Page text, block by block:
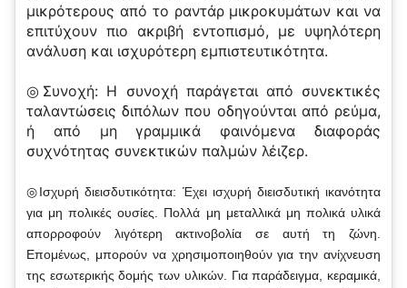
μικρότερους από το ραντάρ μικροκυμάτων και να
επιτύχουν πιο ακριβή εντοπισμό, με υψηλότερη
ανάλυση και ισχυρότερη εμπιστευτικότητα.
◎Συνοχή: Η συνοχή παράγεται από συνεκτικές
ταλαντώσεις διπόλων που οδηγούνται από ρεύμα,
ή από μη γραμμικά φαινόμενα διαφοράς
συχνότητας συνεκτικών παλμών λέιζερ.
◎Ισχυρή διεισδυτικότητα: Έχει ισχυρή διεισδυτική ικανότητα
για μη πολικές ουσίες. Πολλά μη μεταλλικά μη πολικά υλικά
απορροφούν λιγότερη ακτινοβολία σε αυτή τη ζώνη.
Επομένως, μπορούν να χρησιμοποιηθούν για την ανίχνευση
της εσωτερικής δομής των υλικών. Για παράδειγμα, κεραμικά,